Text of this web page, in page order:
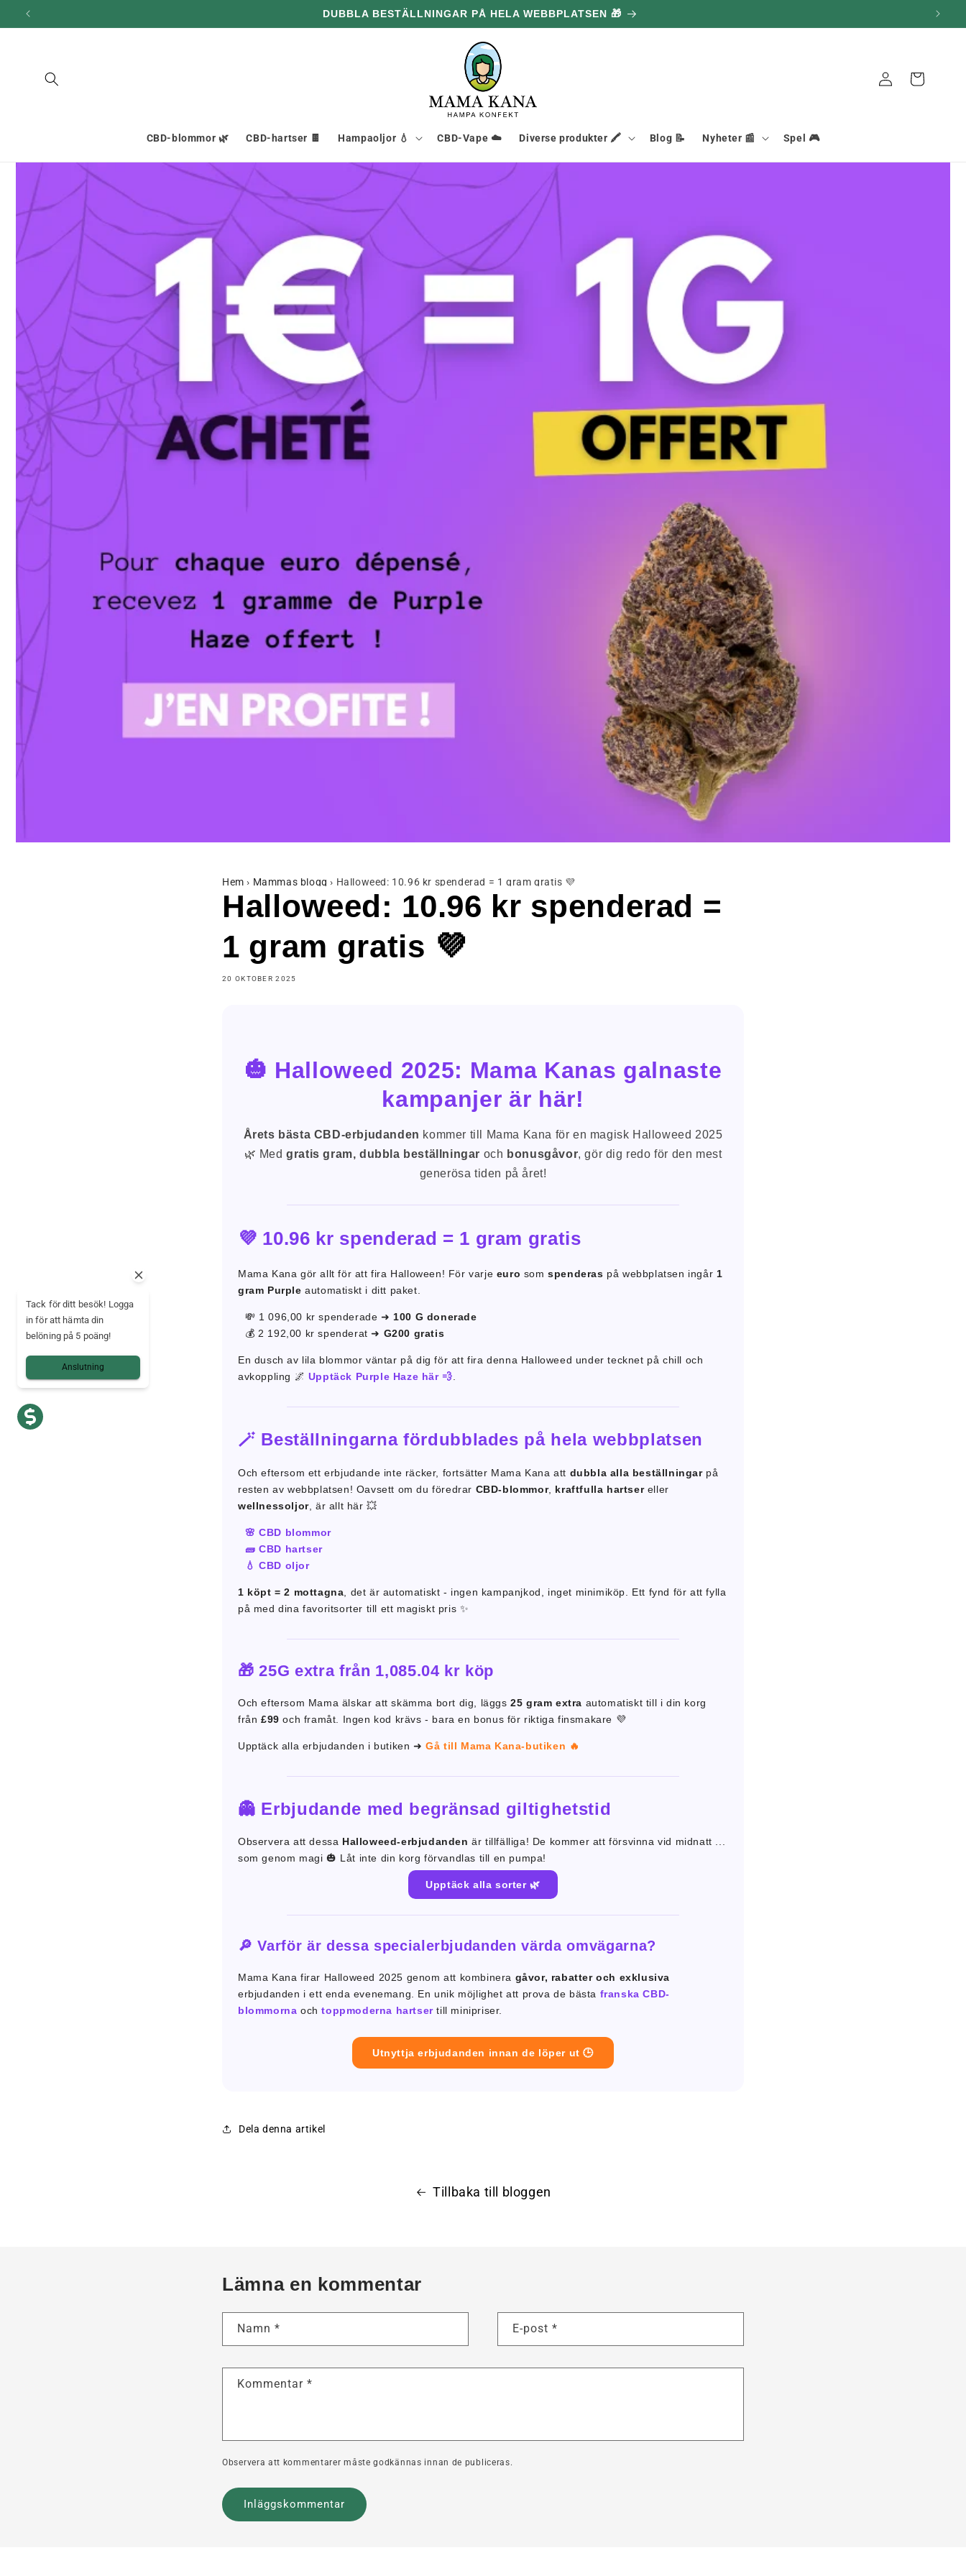
och gå
DUBBLA BESTÄLLNINGAR PÅ HELA WEBBPLATSEN 🎁
CBD-blommor 🌿 CBD-hartser 🍫 Hampaoljor 💧 CBD-Vape ☁️ Diverse produkter 🖍️ Blog 📝 Nyheter 📰 Spel 🎮
AnslutningKorg
Hem › Mammas blogg › Halloweed: 10.96 kr spenderad = 1 gram gratis 💜
Halloweed: 10.96 kr spenderad =
1 gram gratis 💜
20 OKTOBER 2025
🎃 Halloweed 2025: Mama Kanas galnaste
kampanjer är här!
Årets bästa CBD-erbjudanden kommer till Mama Kana för en magisk Halloweed 2025
🌿 Medgratis gram, dubbla beställningar och bonusgåvor, gör dig redo för den mest
generösa tiden på året!
💜 10.96 kr spenderad = 1 gram gratis
Mama Kana gör allt för att fira Halloween! För varje euro somspenderas på webbplatsen ingår 1
gram Purple automatiskt i ditt paket.
💸 1 096,00 kr spenderade ➜100 G donerade
💰 2 192,00 kr spenderat ➜ G200 gratis
En dusch av lila blommor väntar på dig för att fira denna Halloweed under tecknet på chill och
avkoppling 🌌 Upptäck Purple Haze här 💨.
🪄 Beställningarna fördubblades på hela webbplatsen
Och eftersom ett erbjudande inte räcker, fortsätter Mama Kana att dubbla alla beställningarpå
resten av webbplatsen! Oavsett om du föredrar CBD-blommor, kraftfulla hartsereller
wellnessoljor, är allt här 💥
🌸 CBD blommor
🧱 CBD hartser
💧 CBD oljor
1 köpt = 2 mottagna, det är automatiskt - ingen kampanjkod, inget minimiköp. Ett fynd för att fylla
på med dina favoritsorter till ett magiskt pris ✨
🎁 25G extra från 1,085.04 kr köp
Och eftersom Mama älskar att skämma bort dig, läggs25 gram extra automatiskt till i din korg
från £99 och framåt. Ingen kod krävs - bara en bonus för riktiga finsmakare 💜
Upptäck alla erbjudanden i butiken ➜Gå till Mama Kana-butiken 🔥
👻 Erbjudande med begränsad giltighetstid
Observera att dessa Halloweed-erbjudanden är tillfälliga! De kommer att försvinna vid midnatt ...
som genom magi 🎃 Låt inte din korg förvandlas till en pumpa!
Upptäck alla sorter 🌿
🔎 Varför är dessa specialerbjudanden värda omvägarna?
Mama Kana firar Halloweed 2025 genom att kombinera gåvor, rabatter och exklusiva
erbjudanden i ett enda evenemang. En unik möjlighet att prova de bästa franska CBD-
blommorna ochtoppmoderna hartsertill minipriser.
Utnyttja erbjudanden innan de löper ut 🕒
Dela denna artikel
Tillbaka till bloggen
Lämna en kommentar
Namn * E-post *
Kommentar *
Observera att kommentarer måste godkännas innan de publiceras.
Tack för ditt besök! Logga
in för att hämta din
belöning på 5 poäng!
Anslutning